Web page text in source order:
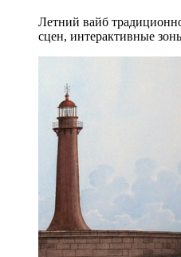
Летний вайб
сцен, интерактивные